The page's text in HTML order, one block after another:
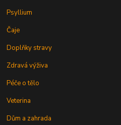
Psyllium
Čaje
Doplňky stravy
Zdravá výživa
Péče o tělo
Veterina
Dům a zahrada